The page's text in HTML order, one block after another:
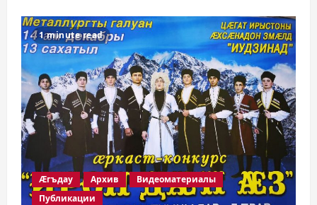
1 minute read
Æгъдау Архив
Видеоматериалы
Публикации